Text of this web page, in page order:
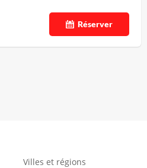
Réserver
Villes et régions